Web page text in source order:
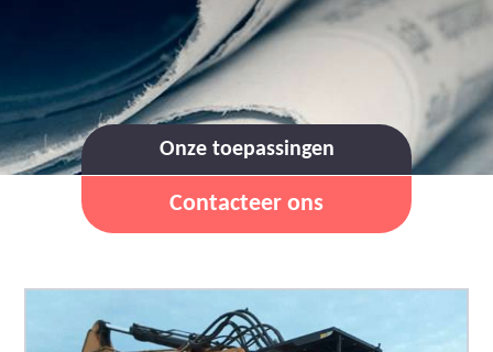
Onze toepassingen
Contacteer ons